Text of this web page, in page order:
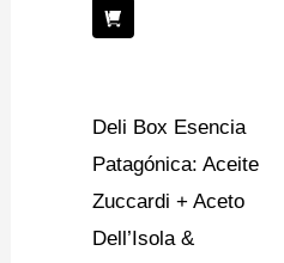
Deli Box Esencia
Patagónica: Aceite
Zuccardi + Aceto
Dell’Isola &